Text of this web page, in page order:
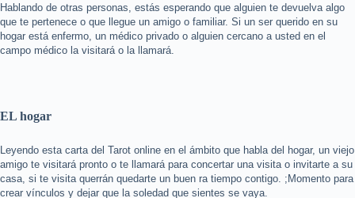
Hablando de otras personas, estás esperando que alguien te devuelva algo
que te pertenece o que llegue un amigo o familiar. Si un ser querido en su
hogar está enfermo, un médico privado o alguien cercano a usted en el
campo médico la visitará o la llamará.
EL hogar
Leyendo esta carta del Tarot online en el ámbito que habla del hogar, un viejo
amigo te visitará pronto o te llamará para concertar una visita o invitarte a su
casa, si te visita querrán quedarte un buen ra tiempo contigo. ;Momento para
crear vínculos y dejar que la soledad que sientes se vaya.